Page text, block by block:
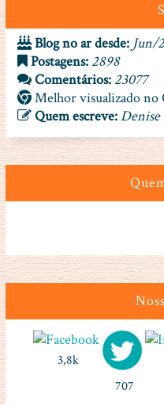
Blog no ar desde: Jun/
Postagens: 2898
Comentários: 23077
Melhor visualizado no
Quem escreve:
3,8k
707